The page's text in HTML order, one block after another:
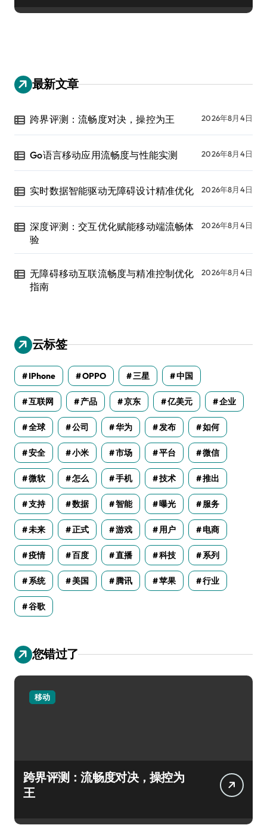
最新文章
跨界评测：流畅度对决，操控为王 2026年8月4日
Go语言移动应用流畅度与性能实测 2026年8月4日
实时数据智能驱动无障碍设计精准优化 2026年8月4日
深度评测：交互优化赋能移动端流畅体
验
2026年8月4日
无障碍移动互联流畅度与精准控制优化
指南
2026年8月4日
云标签
IPhone OPPO 三星 中国
互联网 产品 京东 亿美元 企业
全球 公司 华为 发布 如何
安全 小米 市场 平台 微信
微软 怎么 手机 技术 推出
支持 数据 智能 曝光 服务
未来 正式 游戏 用户 电商
疫情 百度 直播 科技 系列
系统 美国 腾讯 苹果 行业
谷歌
您错过了
移动
跨界评测：流畅度对决，操控为
王